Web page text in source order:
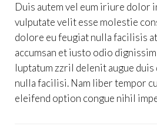
Duis autem vel eum iriure dolor
vulputate velit esse molestie
dolore eu feugiat nulla facilisis
accumsan et iusto odio
luptatum zzril delenit augue
nulla facilisi. Nam liber tempor
eleifend option congue nihil